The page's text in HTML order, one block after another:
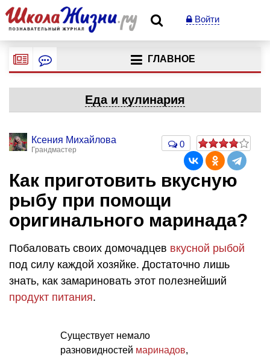
Войти
ГЛАВНОЕ
Еда и кулинария
Ксения Михайлова
Грандмастер
0
Как приготовить вкусную
рыбу при помощи
оригинального маринада?
Побаловать своих домочадцев вкусной рыбой
под силу каждой хозяйке. Достаточно лишь
знать, как замариновать этот полезнейший
продукт питания.
Существует немало
разновидностей маринадов,